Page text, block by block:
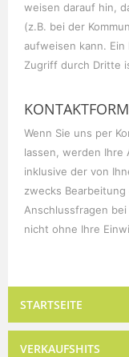
weisen darauf hin,
(z.B. bei der
aufweisen kann.
Zugriff durch Dritte
Wenn Sie uns per
lassen, werden Ihre
inklusive der von
zwecks
Anschlussfragen
nicht ohne Ihre
STARTSEITE
VERKAUFSHITS